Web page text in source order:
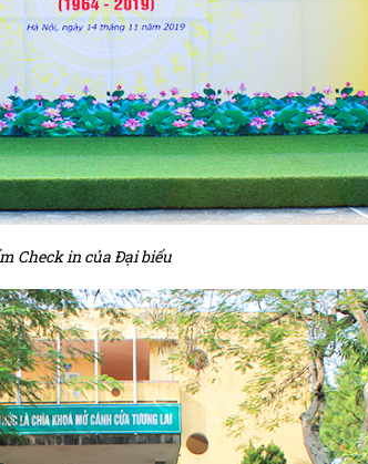
Check in của Đại biểu